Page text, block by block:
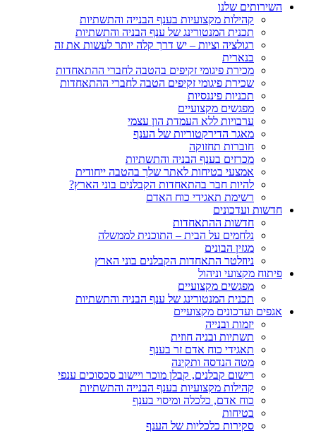
השירותים שלנו
קהילות מקצועיות בענף הבנייה והתשתיות
תכנית המנטורינג של ענף הבניה והתשתיות
רגולציה וציות – יש דרך קלה יותר לעשות את זה
בנארית
מכירת פיגומי זקיפים בהטבה לחברי ההתאחדות
שכירת פיגומי זקיפים הטבה לחברי ההתאחדות
תכניות פיננסיות
מפגשים מקצועיים
ערבויות ללא העמדת הון עצמי
מאגר הדירקטוריות של הענף
חוברות תחזוקה
מכרזים בענף הבניה והתשתיות
אמצעי בטיחות לאתר שלך בהטבה ייחודית
להיות חבר בהתאחדות הקבלנים בוני הארץ?
רשימת תאגידי כוח האדם
חדשות ועדכונים
חדשות ההתאחדות
נלחמים על הבית – התוכנית לממשלה
מגזין הבונים
ניוזלטר התאחדות הקבלנים בוני הארץ
פיתוח מקצועי וניהול
מפגשים מקצועיים
תכנית המנטורינג של ענף הבניה והתשתיות
אגפים ועדכונים מקצועיים
יזמות ובנייה
תשתיות ובניה חוזית
תאגידי כוח אדם זר בענף
מטה הנדסה ותקינה
רישום קבלנים, קבלן מוכר ויישוב סכסוכים ענפי
קהילות מקצועיות בענף הבנייה והתשתיות
כוח אדם, כלכלה ומיסוי בענף
בטיחות
סקירות כלכליות של הענף